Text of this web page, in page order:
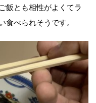
飯とも相性がよくてラ
べられそうです。